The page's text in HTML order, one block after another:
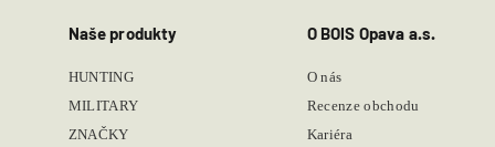
Naše produkty
HUNTING
MILITARY
ZNAČKY
O BOIS Opava a.s.
O nás
Recenze obchodu
Kariéra